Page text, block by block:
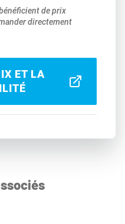
de prix
directement
ET LA